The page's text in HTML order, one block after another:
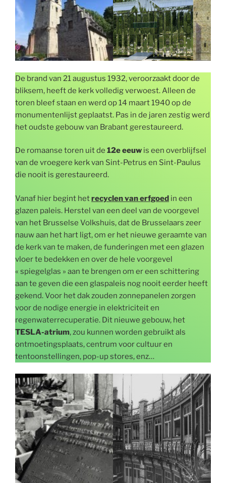
De brand van 21 augustus 1932, veroorzaakt door de
bliksem, heeft de kerk volledig verwoest. Alleen de
toren bleef staan en werd op 14 maart 1940 op de
monumentenlijst geplaatst. Pas in de jaren zestig werd
het oudste gebouw van Brabant gerestaureerd.
De romaanse toren uit de 12e eeuw is een overblijfsel
van de vroegere kerk van Sint-Petrus en Sint-Paulus
die nooit is gerestaureerd.
Vanaf hier begint hetrecyclen van erfgoed in een
glazen paleis. Herstel van een deel van de voorgevel
van het Brusselse Volkshuis, dat de Brusselaars zeer
nauw aan het hart ligt, om er het nieuwe geraamte van
de kerk van te maken, de funderingen met een glazen
vloer te bedekken en over de hele voorgevel
« spiegelglas » aan te brengen om er een schittering
aan te geven die een glaspaleis nog nooit eerder heeft
gekend. Voor het dak zouden zonnepanelen zorgen
voor de nodige energie in elektriciteit en
regenwaterrecuperatie. Dit nieuwe gebouw, het
TESLA-atrium, zou kunnen worden gebruikt als
ontmoetingsplaats, centrum voor cultuur en
tentoonstellingen, pop-up stores, enz…